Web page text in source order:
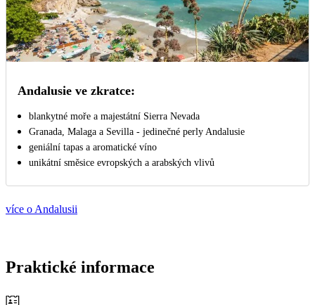
Andalusie ve zkratce:
blankytné moře a majestátní Sierra Nevada
Granada, Malaga a Sevilla - jedinečné perly Andalusie
geniální tapas a aromatické víno
unikátní směsice evropských a arabských vlivů
více o Andalusii
Praktické informace